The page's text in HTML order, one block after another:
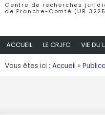
Centre de recherches
de Franche-Comté (UR
ACCUEIL LE CRJFC VIE DU
Vous êtes ici : Accueil »